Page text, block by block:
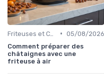
• 05/08/2026
Comment préparer des
châtaignes avec une
friteuse à air